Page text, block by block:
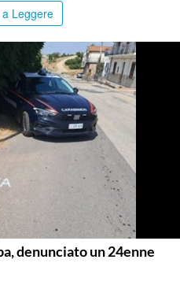
Leggere
denunciato un 24enne